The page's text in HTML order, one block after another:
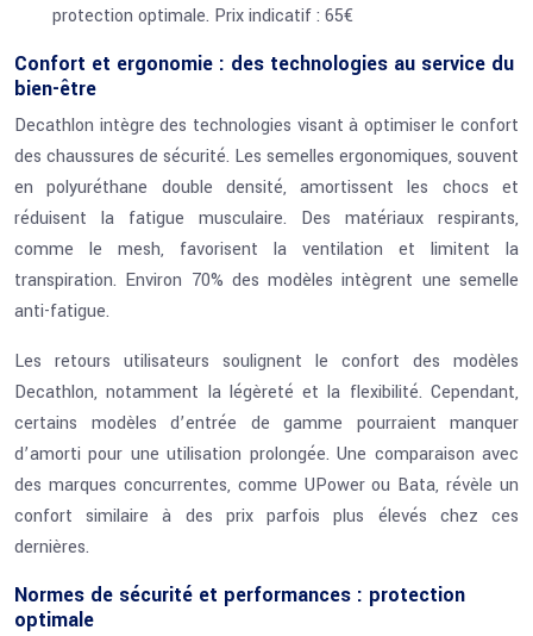
protection optimale. Prix indicatif : 65€
Confort et ergonomie : des technologies au service du
bien-être
Decathlon intègre des technologies visant à optimiser le confort
des chaussures de sécurité. Les semelles ergonomiques, souvent
en polyuréthane double densité, amortissent les chocs et
réduisent la fatigue musculaire. Des matériaux respirants,
comme le mesh, favorisent la ventilation et limitent la
transpiration. Environ 70% des modèles intègrent une semelle
anti-fatigue.
Les retours utilisateurs soulignent le confort des modèles
Decathlon, notamment la légèreté et la flexibilité. Cependant,
certains modèles d’entrée de gamme pourraient manquer
d’amorti pour une utilisation prolongée. Une comparaison avec
des marques concurrentes, comme UPower ou Bata, révèle un
confort similaire à des prix parfois plus élevés chez ces
dernières.
Normes de sécurité et performances : protection
optimale